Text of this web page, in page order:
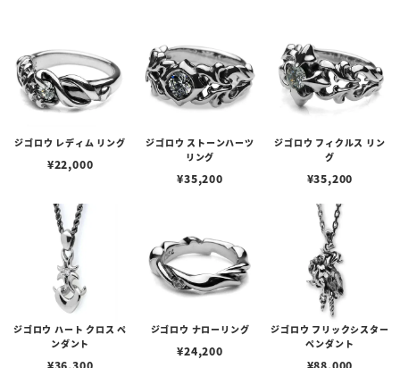
ジゴロウ レディム リング
¥22,000
ジゴロウ ストーンハーツ
リング
¥35,200
ジゴロウ フィクルス リン
グ
¥35,200
ジゴロウ ハート クロス ペ
ンダント
ジゴロウ ナローリング
¥24,200
ジゴロウ フリックシスター
ペンダント